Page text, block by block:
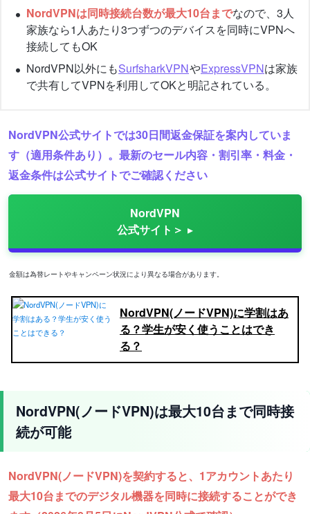
NordVPNは同時接続台数が最大10台までなので、3人
家族なら1人あたり3つずつのデバイスを同時にVPNへ
接続してもOK
NordVPN以外にもSurfsharkVPNやExpressVPNは家族
で共有してVPNを利用してOKと明記されている。
NordVPN公式サイトでは30日間返金保証を案内していま
す（適用条件あり）。最新のセール内容・割引率・料金・
返金条件は公式サイトでご確認ください
NordVPN
公式サイト＞
金額は為替レートやキャンペーン状況により異なる場合があります。
NordVPN(ノードVPN)に学割はあ
る？学生が安く使うことはでき
る？
NordVPN(ノードVPN)は最大10台まで同時接
続が可能
NordVPN(ノードVPN)を契約すると、1アカウントあたり
最大10台までのデジタル機器を同時に接続することができ